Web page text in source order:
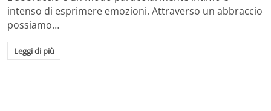
intenso di esprimere emozioni. Attraverso un abbraccio
possiamo…
Leggi di più